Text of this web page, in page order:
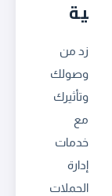
ية
زد من
وصولك
وتأثيرك
مع
خدمات
إدارة
الحملات